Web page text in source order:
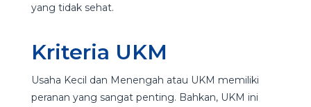
yang tidak sehat.
Kriteria UKM
Usaha Kecil dan Menengah atau UKM memiliki
peranan yang sangat penting. Bahkan, UKM ini